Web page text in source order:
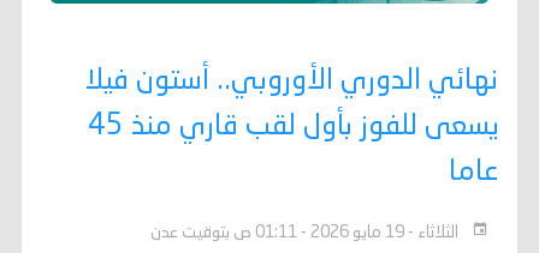
نهائي الدوري الأوروبي.. أستون فيلا
يسعى للفوز بأول لقب قاري منذ 45
عاما
الثلاثاء - 19 مايو 2026 - 01:11 ص بتوقيت عدن